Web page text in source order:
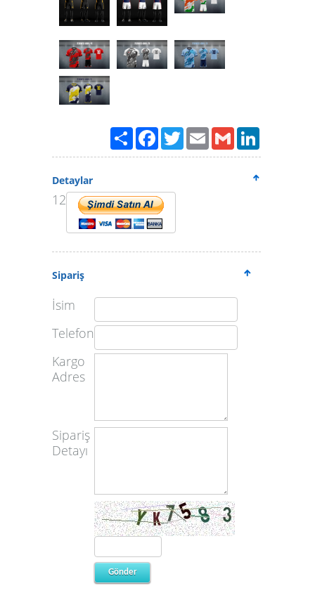
PaylaşFacebook
TwitterEmailGmail
Detaylar
12
Sipariş
İsim
Telefon
Kargo
Adres
Sipariş
Detayı